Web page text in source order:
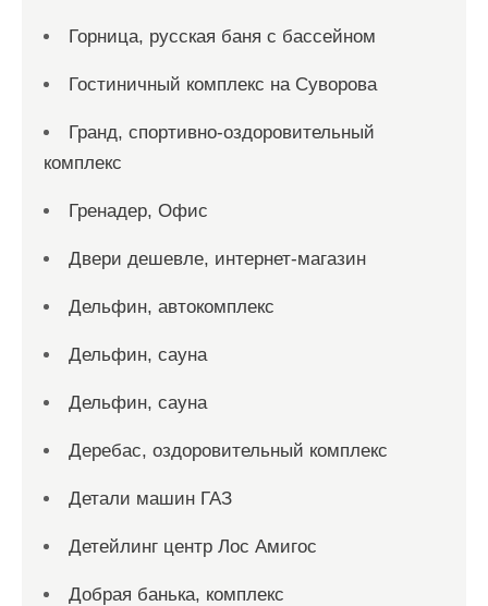
Горница, русская баня с бассейном
Гостиничный комплекс на Суворова
Гранд, спортивно-оздоровительный
комплекс
Гренадер, Офис
Двери дешевле, интернет-магазин
Дельфин, автокомплекс
Дельфин, сауна
Дельфин, сауна
Деребас, оздоровительный комплекс
Детали машин ГАЗ
Детейлинг центр Лос Амигос
Добрая банька, комплекс